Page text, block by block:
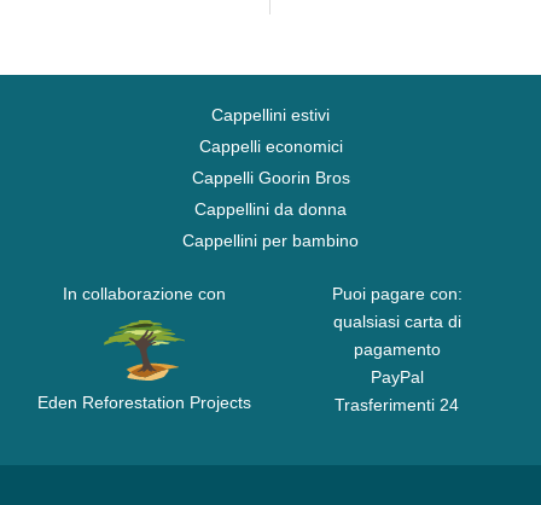
Cappellini estivi
Cappelli economici
Cappelli Goorin Bros
Cappellini da donna
Cappellini per bambino
In collaborazione con
Eden Reforestation Projects
Puoi pagare con:
qualsiasi carta di
pagamento
PayPal
Trasferimenti 24